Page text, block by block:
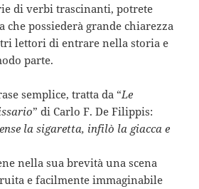
di verbi trascinanti, potrete
che possiederà grande chiarezza
lettori di entrare nella storia e
parte.
semplice, tratta da “Le
” di Carlo F. De Filippis:
la sigaretta, infilò la giacca e
nella sua brevità una scena
e facilmente immaginabile